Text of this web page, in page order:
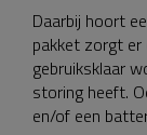
Daarbij hoort
pakket zorgt
gebruiksklaar
storing heeft.
en/of een